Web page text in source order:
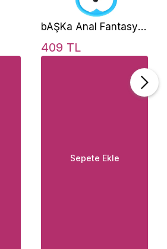
bAŞKa Anal Fantasy
Beaded Tek Mod
Boncuk Anal Vibratör-
409 TL
Sepete Ekle